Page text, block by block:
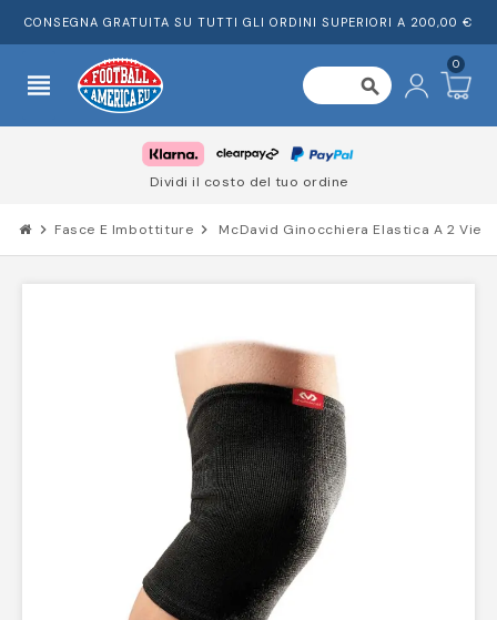
CONSEGNA GRATUITA SU TUTTI GLI ORDINI SUPERIORI A 200,00 €
view_headline search
0
Dividi il costo del tuo ordine
chevron_right Fasce E Imbottiture chevron_right McDavid Ginocchiera Elastica A 2 Vie